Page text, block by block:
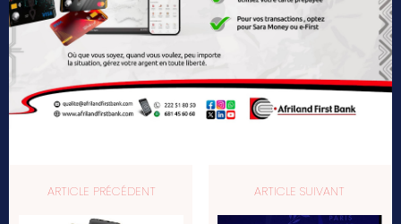
ARTICLE PRÉCÉDENT ARTICLE SUIVANT